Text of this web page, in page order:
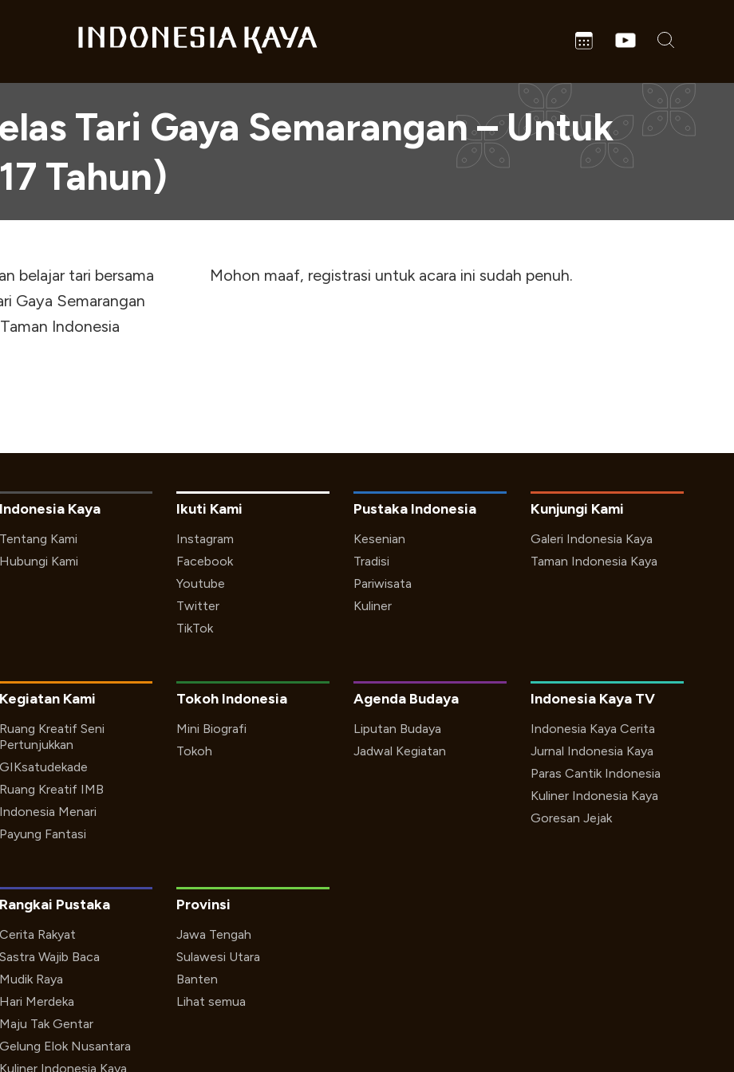
Tari Gaya Semarangan – Untuk
Tahun)
Gaya Semarangan
Indonesia
Mohon maaf, registrasi untuk acara ini sudah penuh.
Indonesia Kaya
Tentang Kami
Hubungi Kami
Ikuti Kami
Instagram
Facebook
Youtube
Twitter
TikTok
Kegiatan Kami
Ruang Kreatif Seni
Pertunjukkan
GIKsatudekade
Ruang Kreatif IMB
Indonesia Menari
Payung Fantasi
Kunjungi Kami
Galeri Indonesia Kaya
Taman Indonesia Kaya
Pustaka Indonesia
Kesenian
Tradisi
Pariwisata
Kuliner
Tokoh Indonesia
Mini Biografi
Tokoh
Indonesia Kaya TV
Indonesia Kaya Cerita
Jurnal Indonesia Kaya
Paras Cantik Indonesia
Kuliner Indonesia Kaya
Goresan Jejak
Agenda Budaya
Liputan Budaya
Jadwal Kegiatan
Rangkai Pustaka
Cerita Rakyat
Sastra Wajib Baca
Mudik Raya
Hari Merdeka
Maju Tak Gentar
Gelung Elok Nusantara
Kuliner Indonesia Kaya
Provinsi
Jawa Tengah
Sulawesi Utara
Banten
Lihat semua